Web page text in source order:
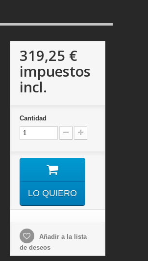
319,25 €
impuestos
incl.
Cantidad
LO QUIERO
Añadir a la lista
de deseos